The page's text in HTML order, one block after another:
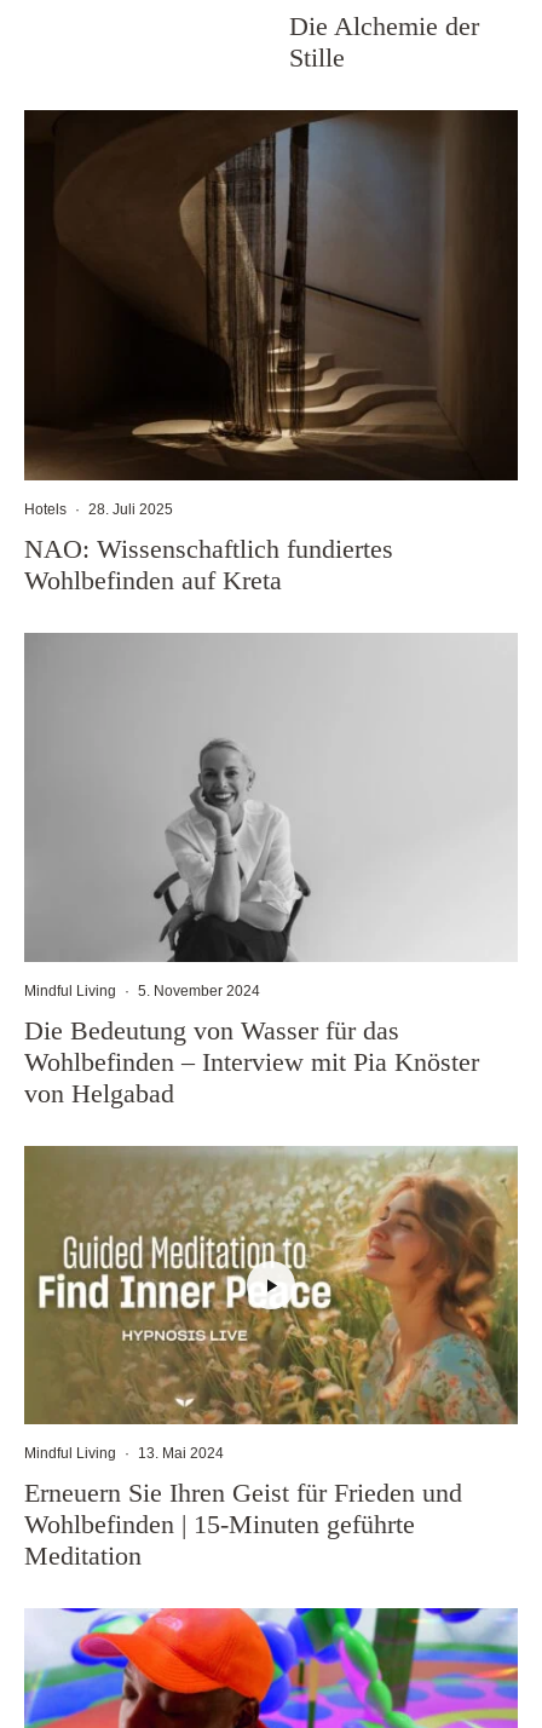
Die Alchemie der
Stille
Hotels · 28. Juli 2025
NAO: Wissenschaftlich fundiertes
Wohlbefinden auf Kreta
Mindful Living · 5. November 2024
Die Bedeutung von Wasser für das
Wohlbefinden – Interview mit Pia Knöster
von Helgabad
Mindful Living · 13. Mai 2024
Erneuern Sie Ihren Geist für Frieden und
Wohlbefinden | 15-Minuten geführte
Meditation